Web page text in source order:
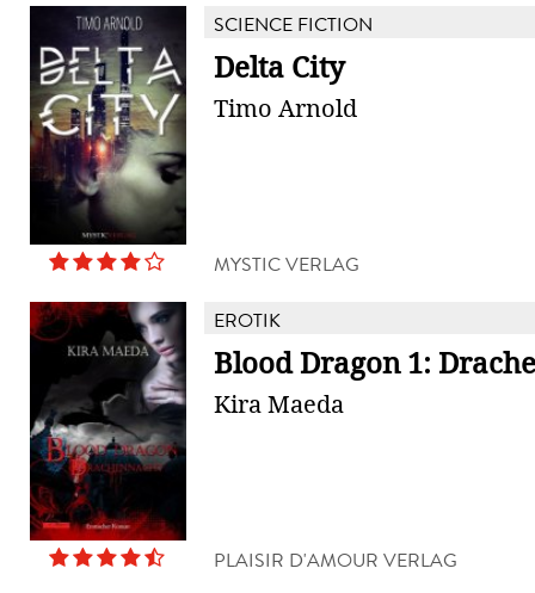
SCIENCE FICTION
Delta City
Timo Arnold
MYSTIC VERLAG
EROTIK
Blood Dragon 1:
Kira Maeda
PLAISIR D'AMOUR VERLAG